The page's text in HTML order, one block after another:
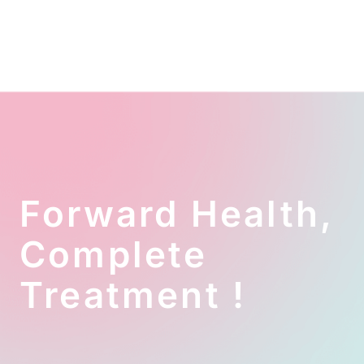
Forward Health,
Complete
Treatment !